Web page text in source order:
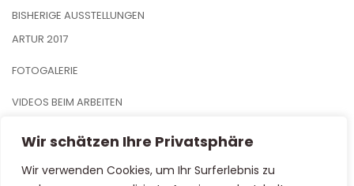
Wir schätzen Ihre Privatsphäre
Wir verwenden Cookies, um Ihr Surferlebnis zu
BISHERIGE AUSSTELLUNGEN
ARTUR 2017
FOTOGALERIE
VIDEOS BEIM ARBEITEN
IMPRESSUM
DATENSCHUTZ